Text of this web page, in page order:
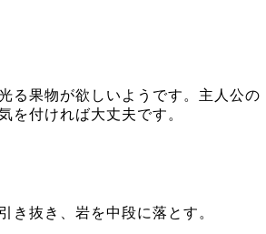
る果物が欲しいようです。主人公の
を付ければ大丈夫です。
き抜き、岩を中段に落とす。